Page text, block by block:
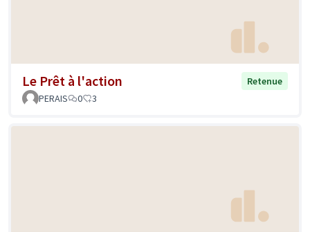
Le Prêt à l'action
Retenue
PERAIS
0 3